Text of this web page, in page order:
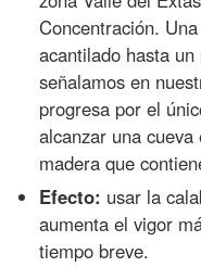
Concentración.
acantilado hasta
señalamos en
progresa por el
alcanzar una
madera que
Efecto: usar la
aumenta el vigor
tiempo breve.